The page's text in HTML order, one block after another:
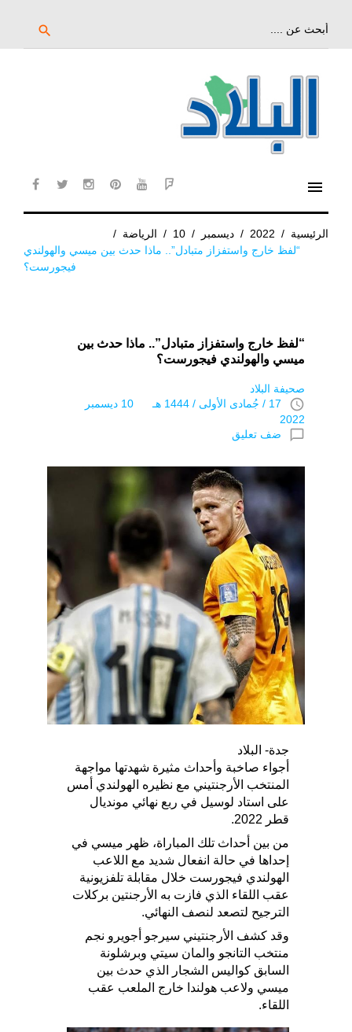
search
menu
الرئيسية /
2022
/ ديسمبر /
10
/ الرياضة /
“لفظ خارج واستفزاز متبادل”.. ماذا حدث بين ميسي والهولندي
فيجورست؟
“لفظ خارج واستفزاز متبادل”.. ماذا حدث بين
ميسي والهولندي فيجورست؟
صحيفة البلاد
access_time
17 / جُمادى اﻷولى / 1444 هـ 10 ديسمبر
2022
chat_bubble_outline ضف تعليق
جدة- البلاد
أجواء صاخبة وأحداث مثيرة شهدتها مواجهة
المنتخب الأرجنتيني مع نظيره الهولندي أمس
على استاد لوسيل في ربع نهائي مونديال
قطر 2022.
من بين أحداث تلك المباراة، ظهر ميسي في
إحداها في حالة انفعال شديد مع اللاعب
الهولندي فيجورست خلال مقابلة تلفزيونية
عقب اللقاء الذي فازت به الأرجنتين بركلات
الترجيح لتصعد لنصف النهائي.
وقد كشف الأرجنتيني سيرجو أجويرو نجم
منتخب التانجو والمان سيتي وبرشلونة
السابق كواليس الشجار الذي حدث بين
ميسي ولاعب هولندا خارج الملعب عقب
اللقاء.